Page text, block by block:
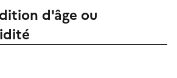
d'âge ou